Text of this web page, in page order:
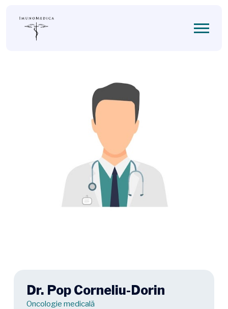
Dr. Pop Corneliu-Dorin
Oncologie medicală